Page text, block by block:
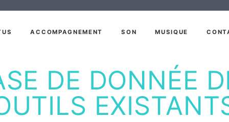
ACCOMPAGNEMENT SON MUSIQUE
DE DONNÉE